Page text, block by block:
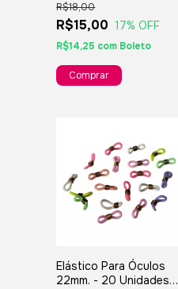
Bijuterias Artesanatos E
Lembranças
R$15,00
R$18,00
17% OFF
R$14,25 com Boleto
Elástico Para Óculos
22mm. - 20 Unidades